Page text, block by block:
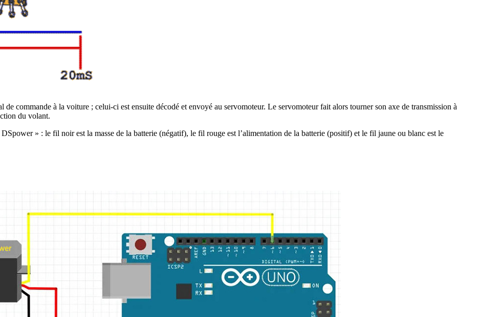
commande à la voiture ; celui-ci est ensuite décodé et envoyé au servomoteur. Le servomoteur fait alors tourner son axe de transmission à
du volant.
» : le fil noir est la masse de la batterie (négatif), le fil rouge est l’alimentation de la batterie (positif) et le fil jaune ou blanc est le